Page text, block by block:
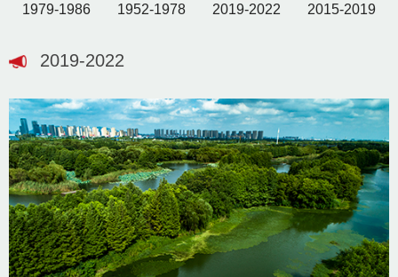
1979-1986 1952-1978 2019-2022 2015-2019
2019-2022